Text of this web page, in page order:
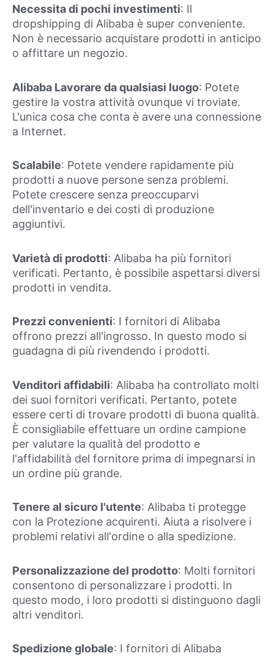
Necessita di pochi investimenti: Il
dropshipping di Alibaba è super conveniente.
Non è necessario acquistare prodotti in anticipo
o affittare un negozio.
Alibaba Lavorare da qualsiasi luogo: Potete
gestire la vostra attività ovunque vi troviate.
L'unica cosa che conta è avere una connessione
a Internet.
Scalabile: Potete vendere rapidamente più
prodotti a nuove persone senza problemi.
Potete crescere senza preoccuparvi
dell'inventario e dei costi di produzione
aggiuntivi.
Varietà di prodotti: Alibaba ha più fornitori
verificati. Pertanto, è possibile aspettarsi diversi
prodotti in vendita.
Prezzi convenienti: I fornitori di Alibaba
offrono prezzi all'ingrosso. In questo modo si
guadagna di più rivendendo i prodotti.
Venditori affidabili: Alibaba ha controllato molti
dei suoi fornitori verificati. Pertanto, potete
essere certi di trovare prodotti di buona qualità.
È consigliabile effettuare un ordine campione
per valutare la qualità del prodotto e
l'affidabilità del fornitore prima di impegnarsi in
un ordine più grande.
Tenere al sicuro l'utente: Alibaba ti protegge
con la Protezione acquirenti. Aiuta a risolvere i
problemi relativi all'ordine o alla spedizione.
Personalizzazione del prodotto: Molti fornitori
consentono di personalizzare i prodotti. In
questo modo, i loro prodotti si distinguono dagli
altri venditori.
Spedizione globale: I fornitori di Alibaba